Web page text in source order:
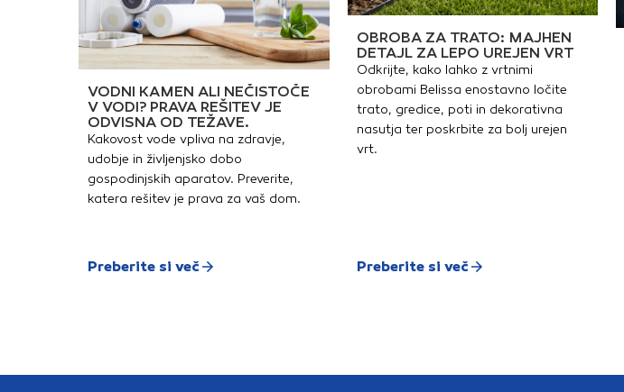
VODNI KAMEN ALI NEČISTOČE
V VODI? PRAVA REŠITEV JE
ODVISNA OD TEŽAVE.
Kakovost vode vpliva na zdravje,
udobje in življenjsko dobo
gospodinjskih aparatov. Preverite,
katera rešitev je prava za vaš dom.
Preberite si več
OBROBA ZA TRATO: MAJHEN
DETAJL ZA LEPO UREJEN VRT
Odkrijte, kako lahko z vrtnimi
obrobami Belissa enostavno ločite
trato, gredice, poti in dekorativna
nasutja ter poskrbite za bolj urejen
vrt.
Preberite si več